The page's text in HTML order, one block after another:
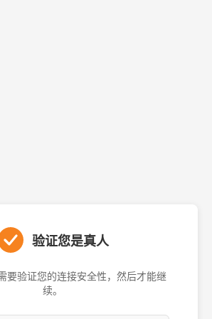
验证您是真人
要验证您的连接安全性，然后才能继
续。